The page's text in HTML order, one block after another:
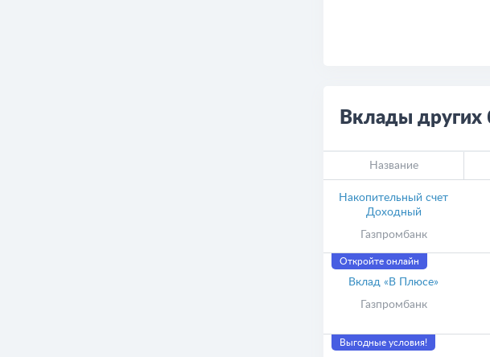
Вклады других
Название
Накопительный счет
Доходный
Газпромбанк
Откройте онлайн
Вклад «В Плюсе»
Газпромбанк
Выгодные условия!